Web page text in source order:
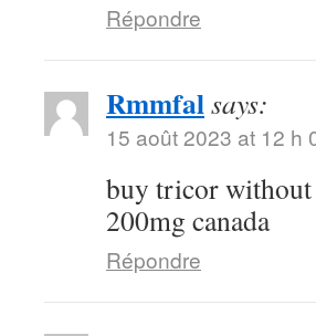
Répondre
Rmmfalsays:
15 août 2023 at 12 h
buy tricor
200mg canada
Répondre